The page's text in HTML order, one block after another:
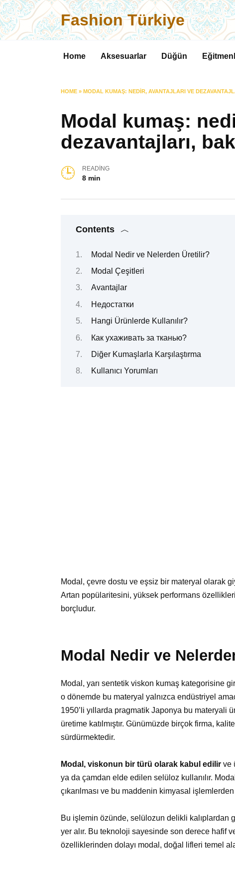
Skip
to
content
Fashion Türkiye
Home Aksesuarlar Düğün
HOME » MODAL KUMAŞ: NEDIR, AVANTAJLARI VE
Modal kumaş:
dezavantajları,
READING
8 min
Contents
Modal Nedir ve Nelerden Üretilir?
Modal Çeşitleri
Avantajlar
Недостатки
Hangi Ürünlerde Kullanılır?
Как ухаживать за тканью?
Diğer Kumaşlarla Karşılaştırma
Kullanıcı Yorumları
Modal, çevre dostu ve eşsiz bir materyal olarak
Artan popülaritesini, yüksek performans
borçludur.
Modal Nedir ve
Modal, yarı sentetik viskon kumaş kategorisine
o dönemde bu materyal yalnızca endüstriyel
1950’li yıllarda pragmatik Japonya bu materyali
üretime katılmıştır. Günümüzde birçok firma,
sürdürmektedir.
Modal, viskonun bir türü olarak kabul edilir ve
ya da çamdan elde edilen selüloz kullanılır.
çıkarılması ve bu maddenin kimyasal
Bu işlemin özünde, selülozun delikli kalıplardan
yer alır. Bu teknoloji sayesinde son derece hafif
özelliklerinden dolayı modal, doğal lifleri temel